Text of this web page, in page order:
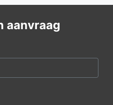
aanvraag